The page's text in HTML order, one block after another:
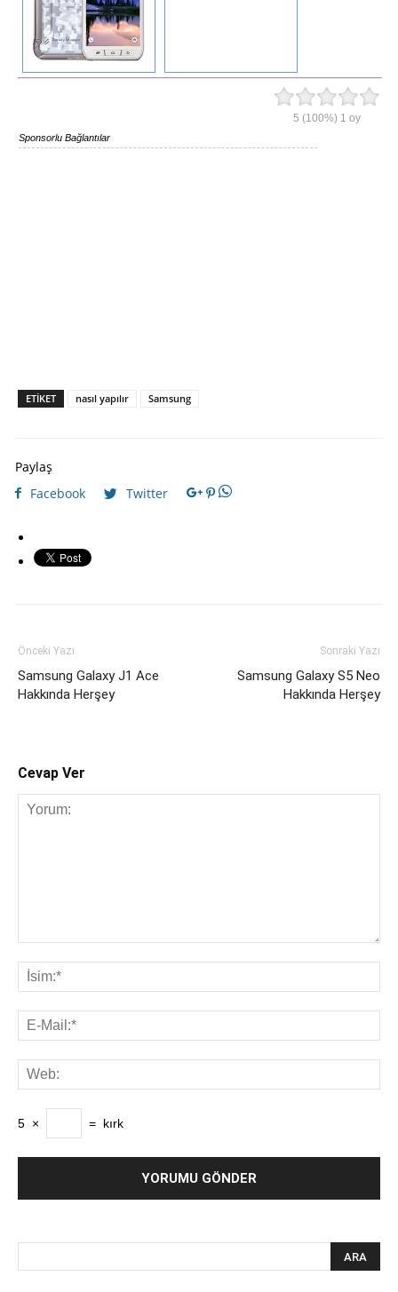
5 (100%) 1 oy
Sponsorlu Bağlantılar
ETIKET nasıl yapılır Samsung
Paylaş
Facebook
Twitter
Önceki Yazı
Samsung Galaxy J1 Ace
Hakkında Herşey
Sonraki Yazı
Samsung Galaxy S5 Neo
Hakkında Herşey
Cevap Ver
5 × = kırk